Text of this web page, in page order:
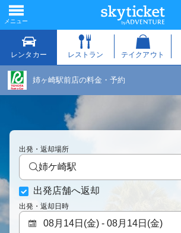
姉ヶ崎駅前店の料金・予約
出発・返却場所
姉ケ崎駅
出発店舗へ返却
出発・返却日時